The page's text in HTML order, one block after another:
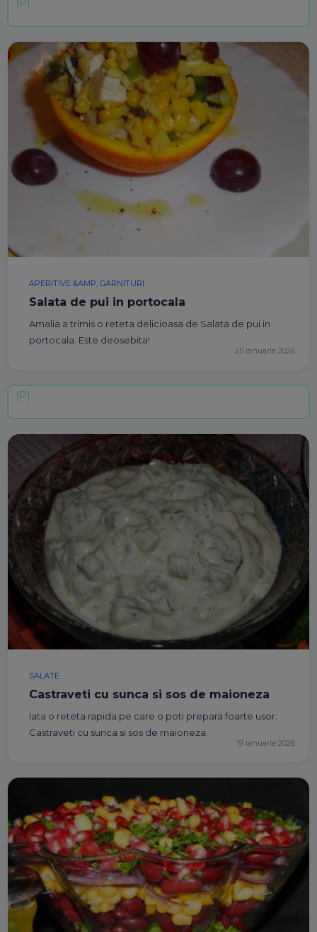
APERITIVE &AMP; GARNITURI
Salata de pui in portocala
Amalia a trimis o reteta delicioasa de Salata de pui in
portocala. Este deosebita!
25 ianuarie 2026
SALATE
Castraveti cu sunca si sos de maioneza
Iata o reteta rapida pe care o poti prepara foarte usor:
Castraveti cu sunca si sos de maioneza.
19 ianuarie 2026